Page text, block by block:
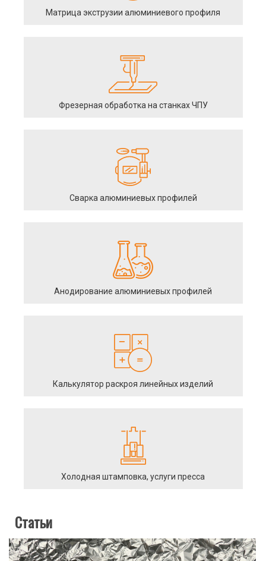
Матрица экструзии алюминиевого профиля
Фрезерная обработка на станках ЧПУ
Сварка алюминиевых профилей
Анодирование алюминиевых профилей
Калькулятор раскроя линейных изделий
Холодная штамповка, услуги пресса
Статьи